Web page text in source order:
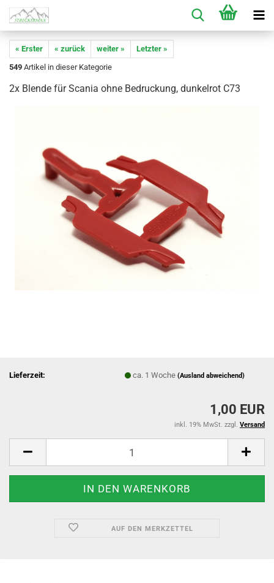
« Erster « zurück weiter »
Letzter »
549 Artikel in dieser Kategorie
2x Blende für Scania ohne Bedruckung, dunkelrot C73
Lieferzeit: ca. 1 Woche(Ausland abweichend)
1,00 EUR
inkl. 19% MwSt. zzgl. Versand
AUF DEN MERKZETTEL